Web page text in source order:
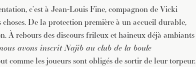
c’est à Jean-Louis Fine, compagnon de Vicki
De la protection première à un accueil durable,
À rebours des discours frileux et haineux déjà ambiants
avons inscrit Najib au club de la boule
comme les joueurs sont obligés de sortir de leur torpeur.